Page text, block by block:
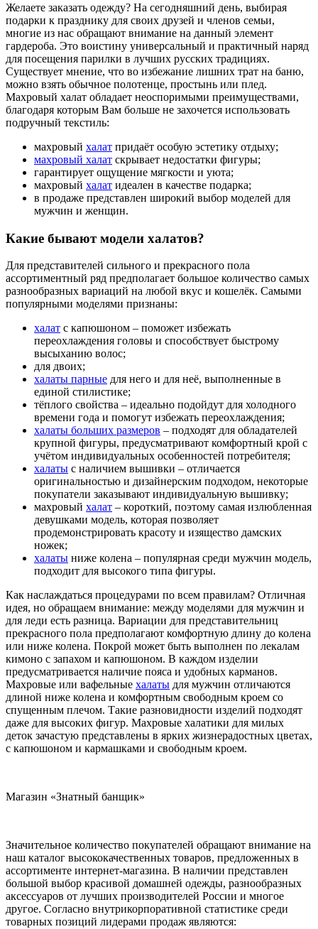
Желаете заказать одежду? На сегодняшний день, выбирая
подарки к празднику для своих друзей и членов семьи,
многие из нас обращают внимание на данный элемент
гардероба. Это воистину универсальный и практичный наряд
для посещения парилки в лучших русских традициях.
Существует мнение, что во избежание лишних трат на баню,
можно взять обычное полотенце, простынь или плед.
Махровый халат обладает неоспоримыми преимуществами,
благодаря которым Вам больше не захочется использовать
подручный текстиль:
махровый халат придаёт особую эстетику отдыху;
махровый халат скрывает недостатки фигуры;
гарантирует ощущение мягкости и уюта;
махровый халат идеален в качестве подарка;
в продаже представлен широкий выбор моделей для
мужчин и женщин.
Какие бывают модели халатов?
Для представителей сильного и прекрасного пола
ассортиментный ряд предполагает большое количество самых
разнообразных вариаций на любой вкус и кошелёк. Самыми
популярными моделями признаны:
халат с капюшоном – поможет избежать
переохлаждения головы и способствует быстрому
высыханию волос;
для двоих;
халаты парные для него и для неё, выполненные в
единой стилистике;
тёплого свойства – идеально подойдут для холодного
времени года и помогут избежать переохлаждения;
халаты больших размеров – подходят для обладателей
крупной фигуры, предусматривают комфортный крой с
учётом индивидуальных особенностей потребителя;
халаты с наличием вышивки – отличается
оригинальностью и дизайнерским подходом, некоторые
покупатели заказывают индивидуальную вышивку;
махровый халат – короткий, поэтому самая излюбленная
девушками модель, которая позволяет
продемонстрировать красоту и изящество дамских
ножек;
халаты ниже колена – популярная среди мужчин модель,
подходит для высокого типа фигуры.
Как наслаждаться процедурами по всем правилам? Отличная
идея, но обращаем внимание: между моделями для мужчин и
для леди есть разница. Вариации для представительниц
прекрасного пола предполагают комфортную длину до колена
или ниже колена. Покрой может быть выполнен по лекалам
кимоно с запахом и капюшоном. В каждом изделии
предусматривается наличие пояса и удобных карманов.
Махровые или вафельные халаты для мужчин отличаются
длиной ниже колена и комфортным свободным кроем со
спущенным плечом. Такие разновидности изделий подходят
даже для высоких фигур. Махровые халатики для милых
деток зачастую представлены в ярких жизнерадостных цветах,
с капюшоном и кармашками и свободным кроем.
Магазин «Знатный банщик»
Значительное количество покупателей обращают внимание на
наш каталог высококачественных товаров, предложенных в
ассортименте интернет-магазина. В наличии представлен
большой выбор красивой домашней одежды, разнообразных
аксессуаров от лучших производителей России и многое
другое. Согласно внутрикорпоративной статистике среди
товарных позиций лидерами продаж являются: